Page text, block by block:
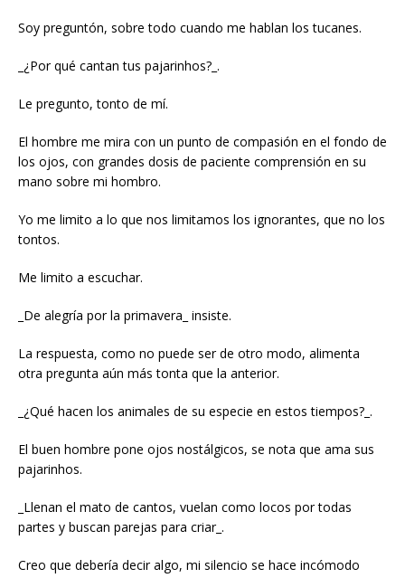
Soy preguntón, sobre todo cuando me hablan los tucanes.
_¿Por qué cantan tus pajarinhos?_.
Le pregunto, tonto de mí.
El hombre me mira con un punto de compasión en el fondo de
los ojos, con grandes dosis de paciente comprensión en su
mano sobre mi hombro.
Yo me limito a lo que nos limitamos los ignorantes, que no los
tontos.
Me limito a escuchar.
_De alegría por la primavera_ insiste.
La respuesta, como no puede ser de otro modo, alimenta
otra pregunta aún más tonta que la anterior.
_¿Qué hacen los animales de su especie en estos tiempos?_.
El buen hombre pone ojos nostálgicos, se nota que ama sus
pajarinhos.
_Llenan el mato de cantos, vuelan como locos por todas
partes y buscan parejas para criar_.
Creo que debería decir algo, mi silencio se hace incómodo